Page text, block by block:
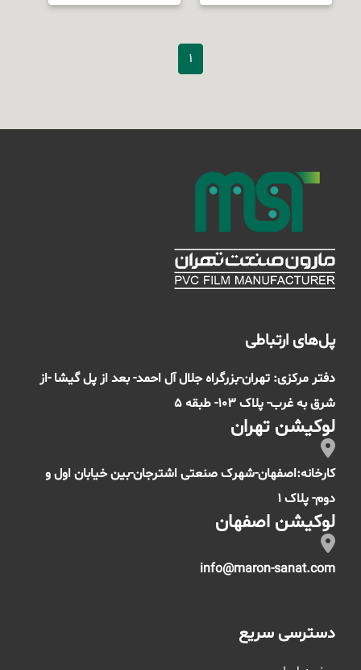
1
پل‌های ارتباطی
دفتر مرکزی: تهران-بزرگراه جلال آل احمد- بعد از پل گیشا -از
شرق به غرب- پلاک 103- طبقه 5
لوکیشن تهران
کارخانه:اصفهان-شهرک صنعتی اشترجان-بین خیابان اول و
دوم- پلاک 1
لوکیشن اصفهان
info@maron-sanat.com
دسترسی سریع